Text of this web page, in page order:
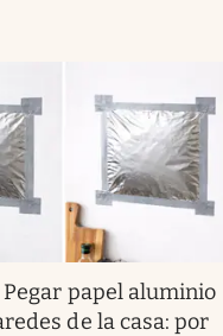
Pegar papel aluminio
de la casa: por